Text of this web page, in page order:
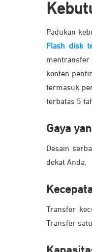
Padukan
Flash disk
mentransfer
konten
termasuk
terbatas 5
Gaya
Desain
dekat Anda.
Transfer
Transfer